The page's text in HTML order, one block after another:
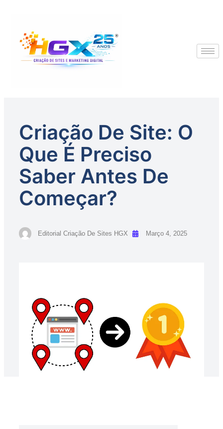
Criação De Site: O
Que É Preciso
Saber Antes De
Começar?
Editorial Criação De Sites HGX Março 4, 2025